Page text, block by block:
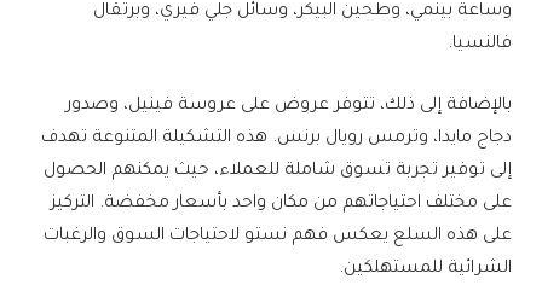
وساعة بينمي، وطحين البيكر، وسائل جلي فيري، وبرتقال
فالنسيا.
بالإضافة إلى ذلك، تتوفر عروض على عروسة فينيل، وصدور
دجاج مايدا، وترمس رويال برنس. هذه التشكيلة المتنوعة تهدف
إلى توفير تجربة تسوق شاملة للعملاء، حيث يمكنهم الحصول
على مختلف احتياجاتهم من مكان واحد بأسعار مخفضة. التركيز
على هذه السلع يعكس فهم نستو لاحتياجات السوق والرغبات
الشرائية للمستهلكين.